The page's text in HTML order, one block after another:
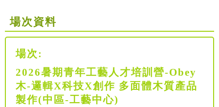
場次資料
場次:
2026暑期青年工藝人才培訓營-Obey
木-邏輯X科技X創作 多面體木質產品
製作(中區-工藝中心)